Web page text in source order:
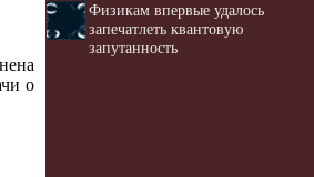
о
Физикам впервые удалось
запечатлеть квантовую
запутанность